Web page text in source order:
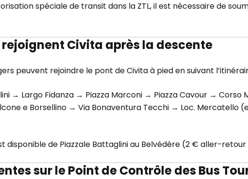
spéciale de transit dans la ZTL, il est nécessaire de
Civita après la descente
peuvent rejoindre le pont de Civita à pied en suivant
→ Largo Fidanza → Piazza Marconi → Piazza Cavour → Corso
e Borsellino → Via Bonaventura Tecchi → Loc. Mercatello
disponible de Piazzale Battaglini au Belvédère (2 € aller-
sur le Point de Contrôle des Bus